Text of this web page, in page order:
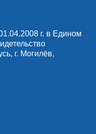
г. в Едином
г. Могилёв,